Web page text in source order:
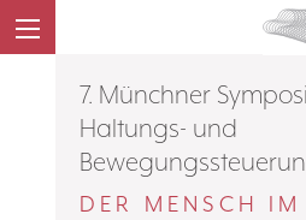
7. Münchner
Haltungs- und
DER MENSCH IM